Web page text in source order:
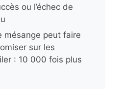
ou l’échec de
mésange peut faire
sur les
: 10 000 fois plus